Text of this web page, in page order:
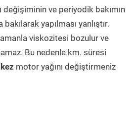
değişiminin ve periyodik bakımın
yapılması yanlıştır.
viskozitesi bozulur ve
Bu nedenle km. süresi
motor yağını değiştirmeniz